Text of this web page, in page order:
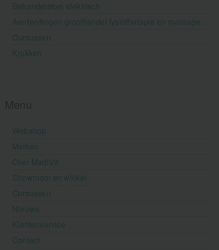
Behandelstoel elektrisch
Aanbiedingen groothandel fysiotherapie en massage
Cursussen
Krukken
Webshop
Merken
Over MediVit
Showroom en winkel
Cursussen
Nieuws
Klantenservice
Contact